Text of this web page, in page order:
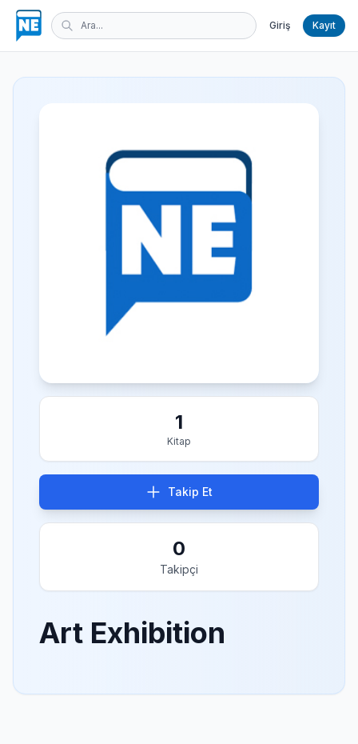
Giriş Kayıt
1
Kitap
Takip Et
0
Takipçi
Art Exhibition